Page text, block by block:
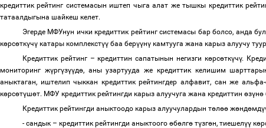
кредиттик рейтинг системасын иштеп чыга алат же тышкы кредиттик
татаалдыгына шайкеш келет.
Эгерде МФУнун ички кредиттик рейтинг системасы бар болсо, анда
көрсөткүчү катары комплекстүү баа берүүнү камтууга жана карыз алуучу
Кредиттик рейтинг – кредиттин сапатынын негизги көрсөткүчү.
мониторинг жүргүзүүдө, аны узартууда же кредиттик келишим
аныктаган, иштелип чыккан кредиттик рейтингдер алфавит, сан же
көрсөтүшөт. МФУ кредиттик рейтингди карыз алуучуга жана кредиттин өзүнө
Кредиттик рейтингди аныктоодо карыз алуучулардын төлөө жөндөмд
- сандык – кредиттик рейтингди аныктоого өбөлгө түзгөн, тиешелүү кө